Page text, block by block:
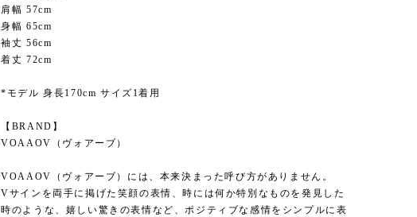
肩幅 57cm
身幅 65cm
袖丈 56cm
着丈 72cm
*モデル 身長170cm サイズ1着用
【BRAND】
VOAAOV（ヴォアーブ）
VOAAOV（ヴォアーブ）には、本来決まった呼び方がありません。
Vサインを両手に掲げた笑顔の表情、時には何か特別なものを発見した
時のような、嬉しい驚きの表情など、ポジティブな感情をシンプルに表